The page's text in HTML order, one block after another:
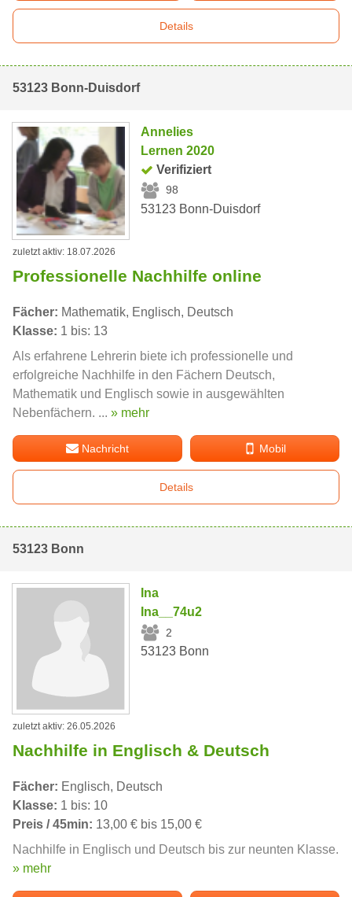
Details
53123 Bonn-Duisdorf
Annelies
Lernen 2020
Verifiziert
98
53123 Bonn-Duisdorf
zuletzt aktiv: 18.07.2026
Professionelle Nachhilfe online
Fächer: Mathematik, Englisch, Deutsch
Klasse: 1 bis: 13
Als erfahrene Lehrerin biete ich professionelle und
erfolgreiche Nachhilfe in den Fächern Deutsch,
Mathematik und Englisch sowie in ausgewählten
Nebenfächern. ... » mehr
Nachricht Mobil
Details
53123 Bonn
Ina
Ina__74u2
2
53123 Bonn
zuletzt aktiv: 26.05.2026
Nachhilfe in Englisch & Deutsch
Fächer: Englisch, Deutsch
Klasse: 1 bis: 10
Preis / 45min: 13,00 € bis 15,00 €
Nachhilfe in Englisch und Deutsch bis zur neunten Klasse.
» mehr